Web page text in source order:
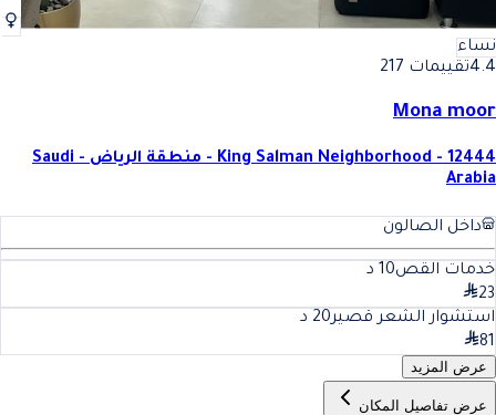
نساء
4.4تقييمات 217
Mona moor
King Salman Neighborhood - 12444 - منطقة الرياض - Saudi
Arabia
داخل الصالون
خدمات القص10 د
23
استشوار الشعر قصير20 د
81
عرض المزيد
عرض تفاصيل المكان